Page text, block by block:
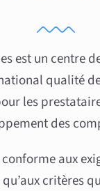
est un centre
qualité
les
des
conforme aux
critères